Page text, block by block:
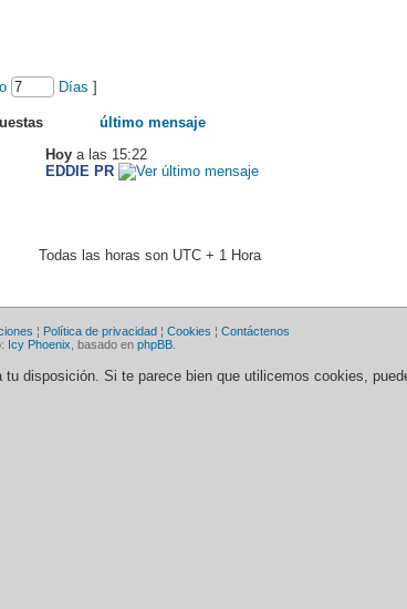
Días ]
último mensaje
Hoy a las 15:22
EDDIE PR
Todas las horas son UTC + 1 Hora
¦ Política de privacidad¦ Cookies ¦ Contáctenos
Icy Phoenix , basado en phpBB
disposición. Si te parece bien que utilicemos cookies,